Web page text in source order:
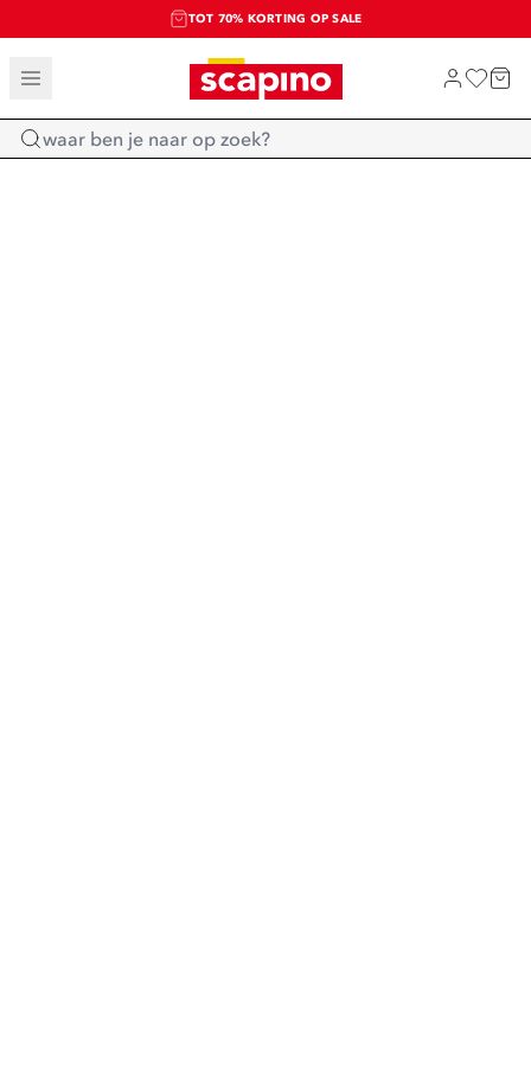
TOT 70% KORTING OP SALE
SALE: LAATSTE KANS!
SHOP NIEUW
Home